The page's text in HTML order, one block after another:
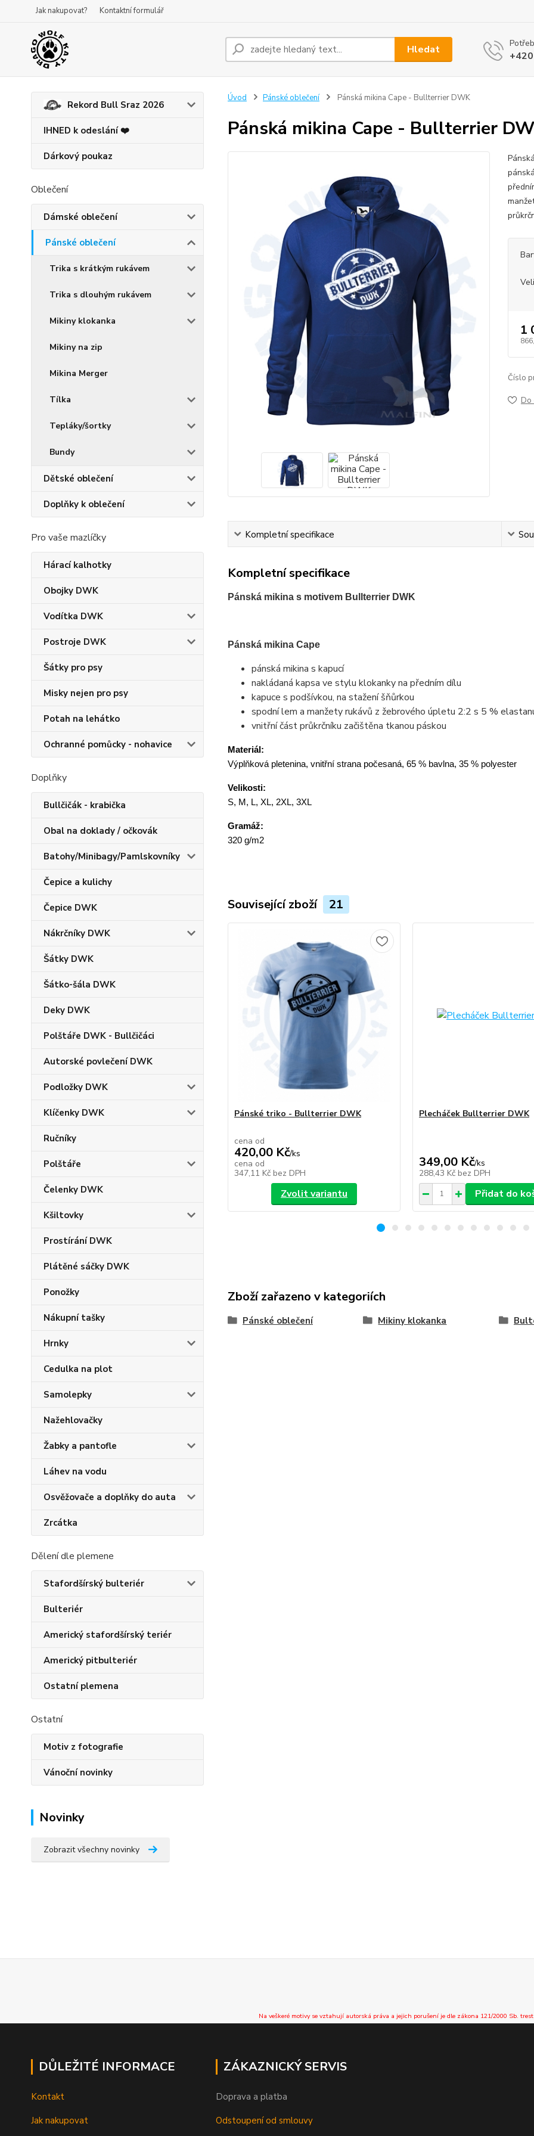
Jak nakupovat? Kontaktní formulář
Hledat
Rekord Bull Sraz 2026
IHNED k odeslání ❤️
Dárkový poukaz
Oblečení
Dámské oblečení
Pánské oblečení
Trika s krátkým rukávem
Trika s dlouhým rukávem
Mikiny klokanka
Mikiny na zip
Mikina Merger
Tílka
Tepláky/šortky
Bundy
Dětské oblečení
Doplňky k oblečení
Pro vaše mazlíčky
Hárací kalhotky
Obojky DWK
Vodítka DWK
Postroje DWK
Šátky pro psy
Misky nejen pro psy
Potah na lehátko
Ochranné pomůcky - nohavice
Doplňky
Bullčičák - krabička
Obal na doklady / očkovák
Batohy/Minibagy/Pamlskovníky
Čepice a kulichy
Čepice DWK
Nákrčníky DWK
Šátky DWK
Šátko-šála DWK
Deky DWK
Polštáře DWK - Bullčičáci
Autorské povlečení DWK
Podložky DWK
Klíčenky DWK
Ručníky
Polštáře
Čelenky DWK
Kšiltovky
Prostírání DWK
Plátěné sáčky DWK
Ponožky
Nákupní tašky
Hrnky
Cedulka na plot
Samolepky
Nažehlovačky
Žabky a pantofle
Láhev na vodu
Osvěžovače a doplňky do auta
Zrcátka
Dělení dle plemene
Stafordšírský bulteriér
Bulteriér
Americký stafordšírský teriér
Americký pitbulteriér
Ostatní plemena
Ostatní
Motiv z fotografie
Vánoční novinky
Novinky
Zobrazit všechny novinky
Úvod Pánské oblečení Pánská mikina Cape - Bullterrier DWK
Pánská mikina Cape - Bullterrier
1
Číslo
Do
Kompletní specifikace
Kompletní specifikace
Pánská mikina s motivem Bullterrier DWK
Pánská mikina Cape
pánská mikina s kapucí
nakládaná kapsa ve stylu klokanky na předním dílu
kapuce s podšívkou, na stažení šňůrkou
spodní lem a manžety rukávů z žebrového úpletu 2:2 s 5 %
vnitřní část průkrčníku začištěna tkanou páskou
Materiál:
Výplňková pletenina, vnitřní strana počesaná, 65 % bavlna, 35 % polyester
Velikosti:
S, M, L, XL, 2XL, 3XL
Gramáž:
320 g/m2
Související zboží 21
Pánské triko - Bullterrier DWK
cena od
420,00 Kč/ks
cena od
347,11 Kč bez DPH
Zvolit variantu
Plecháček Bullterrier DWK
349,00 Kč/ks
288,43 Kč bez DPH
Přidat do
Zboží zařazeno v kategoriích
Pánské oblečení Mikiny klokanka
Na veškeré motivy se vztahují autorská práva a jejich porušení je dle zákona 121/2000 Sb.
DŮLEŽITÉ INFORMACE
Kontakt
Jak nakupovat
ZÁKAZNICKÝ SERVIS
Doprava a platba
Odstoupení od smlouvy